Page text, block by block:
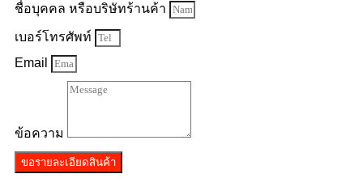
ชื่อบุคคล หรือบริษัทร้านค้า
เบอร์โทรศัพท์
Email
ข้อความ
ขอรายละเอียดสินค้า